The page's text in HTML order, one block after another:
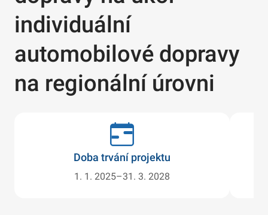
individuální
automobilové dopravy
na regionální úrovni
Doba trvání projektu
1. 1. 2025–31. 3. 2028